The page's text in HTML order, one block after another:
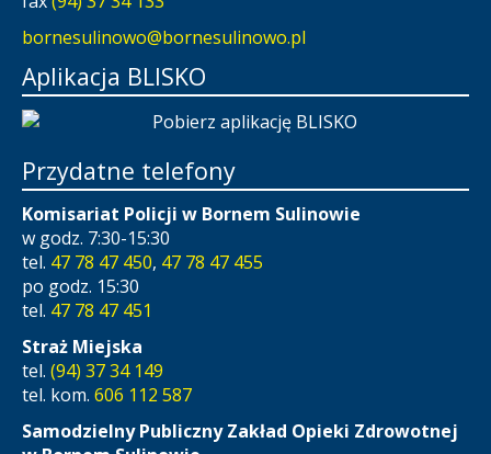
bornesulinowo@bornesulinowo.pl
Aplikacja BLISKO
Przydatne telefony
Komisariat Policji w Bornem Sulinowie
w godz. 7:30-15:30
tel. 47 78 47 450, 47 78 47 455
po godz. 15:30
tel. 47 78 47 451
Straż Miejska
tel. (94) 37 34 149
tel. kom. 606 112 587
Samodzielny Publiczny Zakład Opieki Zdrowotnej